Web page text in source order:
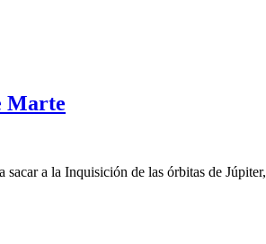
Marte
a la Inquisición de las órbitas de